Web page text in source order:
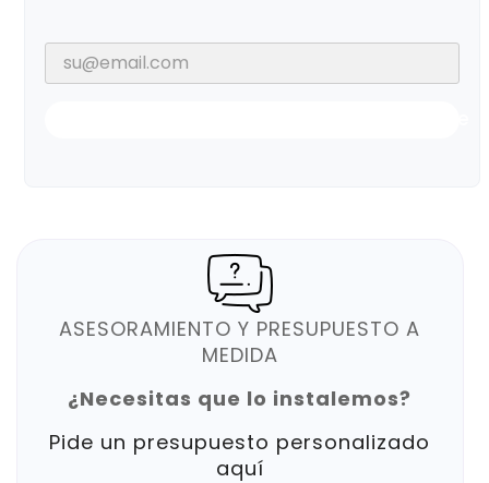
ASESORAMIENTO Y PRESUPUESTO A
MEDIDA
¿Necesitas que lo instalemos?
Pide un presupuesto personalizado
aquí